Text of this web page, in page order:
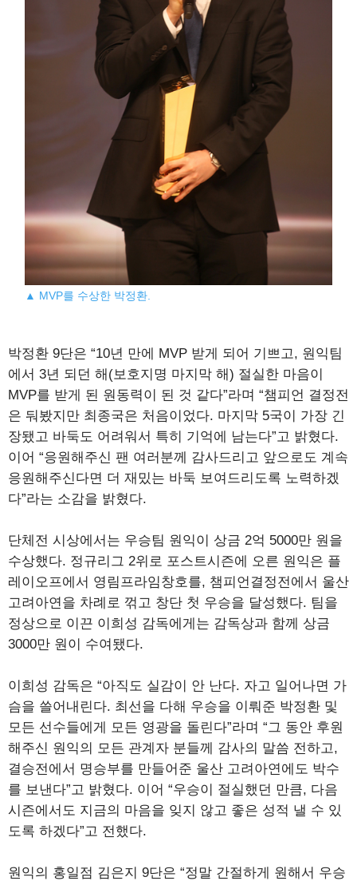
▲ MVP를 수상한 박정환.
박정환 9단은 “10년 만에 MVP 받게 되어 기쁘고, 원익팀
에서 3년 되던 해(보호지명 마지막 해) 절실한 마음이
MVP를 받게 된 원동력이 된 것 같다”라며 “챔피언 결정전
은 둬봤지만 최종국은 처음이었다. 마지막 5국이 가장 긴
장됐고 바둑도 어려워서 특히 기억에 남는다”고 밝혔다.
이어 “응원해주신 팬 여러분께 감사드리고 앞으로도 계속
응원해주신다면 더 재밌는 바둑 보여드리도록 노력하겠
다”라는 소감을 밝혔다.
단체전 시상에서는 우승팀 원익이 상금 2억 5000만 원을
수상했다. 정규리그 2위로 포스트시즌에 오른 원익은 플
레이오프에서 영림프라임창호를, 챔피언결정전에서 울산
고려아연을 차례로 꺾고 창단 첫 우승을 달성했다. 팀을
정상으로 이끈 이희성 감독에게는 감독상과 함께 상금
3000만 원이 수여됐다.
이희성 감독은 “아직도 실감이 안 난다. 자고 일어나면 가
슴을 쓸어내린다. 최선을 다해 우승을 이뤄준 박정환 및
모든 선수들에게 모든 영광을 돌린다”라며 “그 동안 후원
해주신 원익의 모든 관계자 분들께 감사의 말씀 전하고,
결승전에서 명승부를 만들어준 울산 고려아연에도 박수
를 보낸다”고 밝혔다. 이어 “우승이 절실했던 만큼, 다음
시즌에서도 지금의 마음을 잊지 않고 좋은 성적 낼 수 있
도록 하겠다”고 전했다.
원익의 홍일점 김은지 9단은 “정말 간절하게 원해서 우승